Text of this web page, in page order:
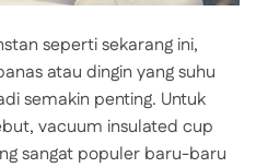
seperti sekarang ini,
atau dingin yang suhu
semakin penting. Untuk
vacuum insulated cup
sangat populer baru-baru